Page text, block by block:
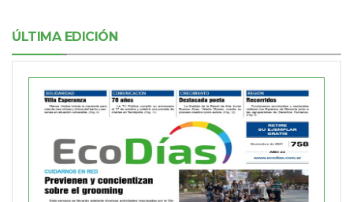
ÚLTIMA EDICIÓN